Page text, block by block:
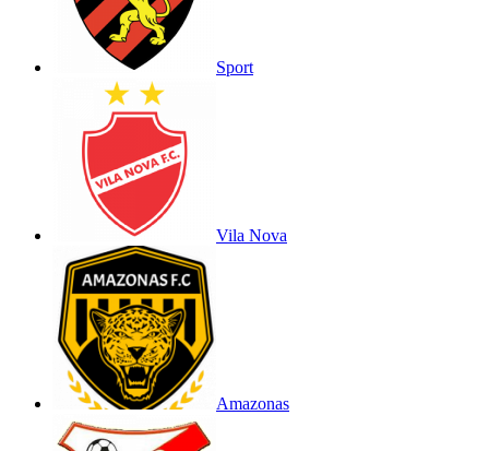
Sport
Vila Nova
Amazonas